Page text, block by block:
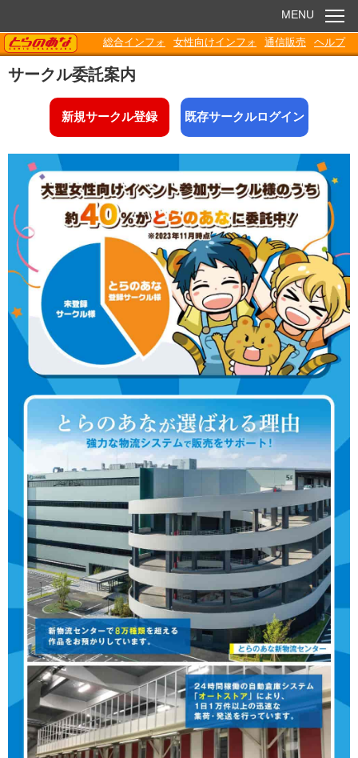
お知らせ
電子書籍
Q&A
各種ダウンロード
MENU
TORANOANA
総合インフォ 女性向けインフォ 通信販売 ヘルプ
サークル委託案内
新規サークル登録 既存サークルログイン